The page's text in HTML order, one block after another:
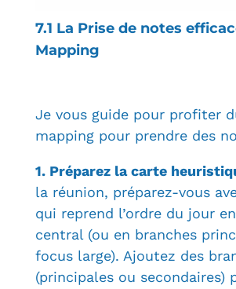
7.1 La Prise de notes
Mapping
Je vous guide pour profiter
mapping pour prendre des
1. Préparez la carte
la réunion, préparez-vous
qui reprend l’ordre du jour
central (ou en branches
focus large). Ajoutez des
(principales ou secondaires)